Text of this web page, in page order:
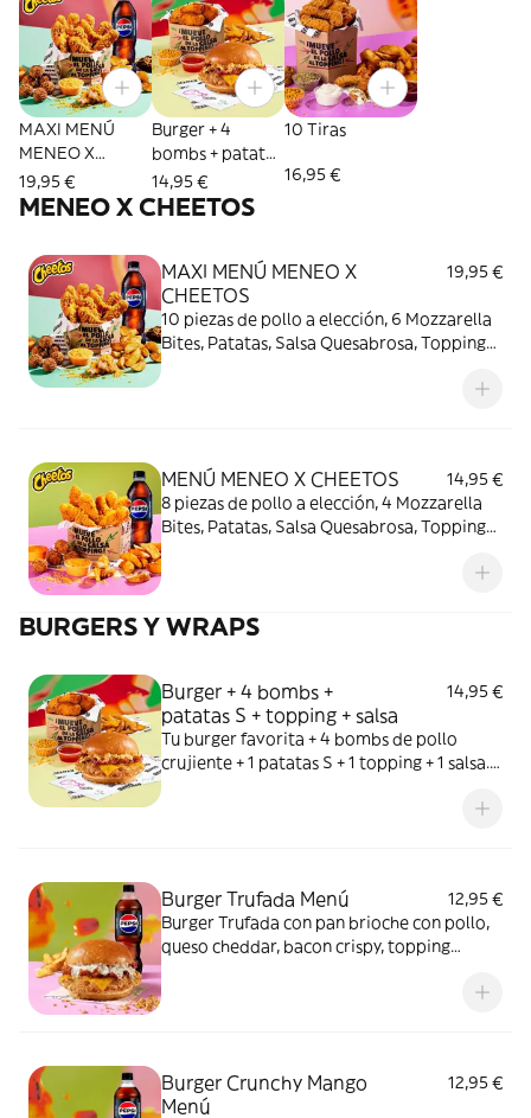
MAXI MENÚ
MENEO X
CHEETOS
19,95 €
Burger + 4
bombs + patatas
S + topping +
salsa
14,95 €
10 Tiras
16,95 €
MENEO X CHEETOS
MAXI MENÚ MENEO X
CHEETOS
19,95 €
10 piezas de pollo a elección, 6 Mozzarella
Bites, Patatas, Salsa Quesabrosa, Topping
MENÚ MENEO X CHEETOS
14,95 €
8 piezas de pollo a elección, 4 Mozzarella
Bites, Patatas, Salsa Quesabrosa, Topping
BURGERS Y WRAPS
Burger + 4 bombs +
patatas S + topping + salsa
14,95 €
Tu burger favorita + 4 bombs de pollo
crujiente + 1 patatas S + 1 topping + 1 salsa.
Burger Trufada Menú
12,95 €
Burger Trufada con pan brioche con pollo,
queso cheddar, bacon crispy, topping
Burger Crunchy Mango
Menú
12,95 €